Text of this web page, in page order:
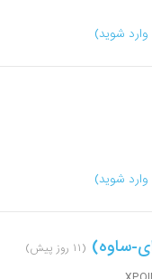
شوید)
شوید)
ساوه) (۱۱ روز پیش)